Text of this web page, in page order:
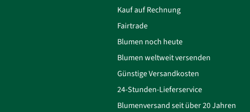
Kauf auf Rechnung
Fairtrade
Blumen noch heute
Blumen weltweit versenden
Günstige Versandkosten
24-Stunden-Lieferservice
Blumenversand seit über 20 Jahren